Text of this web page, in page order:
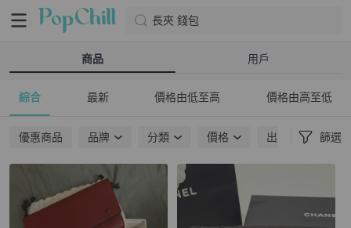
長夾 錢包
商品 用戶
綜合 最新 價格由低至高 價格由高至低
優惠商品 品牌 分類 價格 出貨地點 篩選